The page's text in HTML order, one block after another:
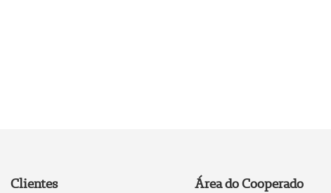
Clientes Área do Cooperado